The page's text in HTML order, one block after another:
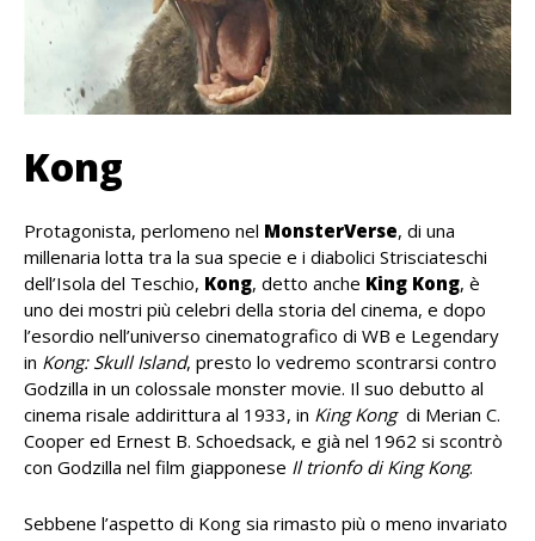
Kong
Protagonista, perlomeno nel MonsterVerse, di una
millenaria lotta tra la sua specie e i diabolici Strisciateschi
dell’Isola del Teschio, Kong, detto anche King Kong, è
uno dei mostri più celebri della storia del cinema, e dopo
l’esordio nell’universo cinematografico di WB e Legendary
in Kong: Skull Island, presto lo vedremo scontrarsi contro
Godzilla in un colossale monster movie. Il suo debutto al
cinema risale addirittura al 1933, in King Kongdi Merian C.
Cooper ed Ernest B. Schoedsack, e già nel 1962 si scontrò
con Godzilla nel film giapponese Il trionfo di King Kong.
Sebbene l’aspetto di Kong sia rimasto più o meno invariato